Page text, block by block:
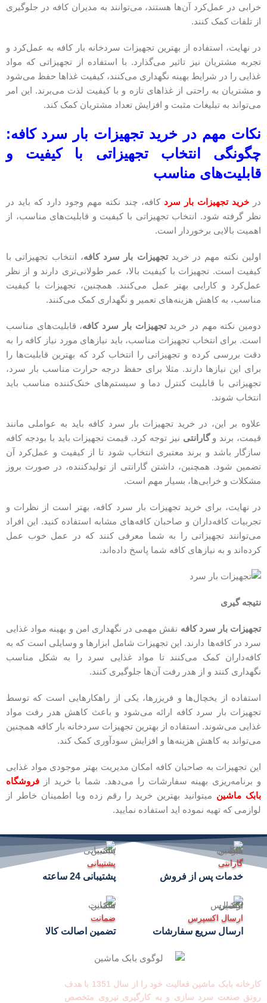
خرابی در عمل‌کرد آن‌ها هستند، می‌توانند به مدیران کافه در جلوگیری
از تلفات کمک کنند.
در نهایت، استفاده از بهترین تجهیزات سردخانه بار کافه به عمل‌کرد و
تجربه مشتریان نیز تاثیر می‌گذارد. با استفاده از تجهیزاتی که مواد
غذایی را در شرایط بهینه نگهداری می‌کنند، کیفیت غذاها حفظ می‌شود
و مشتریان به راحتی از غذاهای تازه و با کیفیت لذت می‌برند. این امر
می‌تواند به تبلیغات مثبت و افزایش تعداد مشتریان کمک کند.
نکات مهم در خرید تجهیزات بار سرد کافه:
چگونگی انتخاب تجهیزاتی با کیفیت و
قابلیت‌های مناسب
درخرید تجهیزات بار سرد کافه، چند نکته مهم وجود دارد که باید در
نظر گرفته شود. انتخاب تجهیزاتی با کیفیت و قابلیت‌های مناسب، از
اهمیت بالایی برخوردار است.
اولین نکته مهم در خریدتجهیزات بار سرد کافه، انتخاب تجهیزاتی با
کیفیت است. تجهیزات با کیفیت بالا، عمر طولانی‌تری دارند و از نظر
عمل‌کرد و کارایی بهتر عمل می‌کنند. همچنین، تجهیزات با کیفیت
مناسب، به کاهش هزینه‌های تعمیر و نگهداری کمک می‌کنند.
دومین نکته مهم در خریدتجهیزات بار سرد کافه، قابلیت‌های مناسب
است. برای انتخاب تجهیزات مناسب، باید نیازهای مورد نیاز کافه را به
دقت بررسی کرده و تجهیزاتی را انتخاب کرد که بهترین قابلیت‌ها را
برای این نیازها دارند. مثلا برای حفظ درجه حرارت مناسب بار سرد،
تجهیزاتی با قابلیت کنترل دما و سیستم‌های خنک‌کننده مناسب باید
انتخاب شوند.
علاوه بر این، در خرید تجهیزات بار سرد کافه باید به عواملی مانند
قیمت، برند وگارانتی نیز توجه کرد. قیمت تجهیزات باید با بودجه کافه
سازگار باشد و برند معتبری انتخاب شود تا از کیفیت و عمل‌کرد آن
تضمین شود. همچنین، داشتن گارانتی از تولیدکننده، در صورت بروز
مشکلات و خرابی‌ها، بسیار مهم است.
در نهایت، برای خرید تجهیزات بار سرد کافه، بهتر است از نظرات و
تجربیات کافه‌داران و صاحبان کافه‌های مشابه استفاده کنید. این افراد
می‌توانند تجهیزاتی را به شما معرفی کنند که در عمل خوب عمل
کرده‌اند و به نیازهای کافه شما پاسخ داده‌اند.
نتیجه گیری
تجهیزات بار سرد کافه نقش مهمی در نگهداری امن و بهینه مواد غذایی
سرد در کافه‌ها دارند. این تجهیزات شامل ابزارها و وسایلی است که به
کافه‌داران کمک می‌کنند تا مواد غذایی سرد را به شکل مناسب
نگهداری کنند و از هدر رفت آن‌ها جلوگیری کنند.
استفاده از یخچال‌ها و فریزر‌ها، یکی از راهکارهایی است که توسط
تجهیزات بار سرد کافه ارائه می‌شود و باعث کاهش هدر رفت مواد
غذایی می‌شوند. استفاده از بهترین تجهیزات سردخانه بار کافه همچنین
می‌تواند به کاهش هزینه‌ها و افزایش سودآوری کمک کند.
این تجهیزات به صاحبان کافه امکان مدیریت بهتر موجودی مواد غذایی
و برنامه‌ریزی بهینه سفارشات را می‌دهد. شما با خرید از فروشگاه
بابک ماشین میتوانید بهترین خرید را رقم زده وبا اطمینان خاطر از
لوازمی که تهیه نموده اید استفاده نمایید.
گارانتی
خدمات پس از فروش
پشتیبانی
پشتیبانی 24 ساعته
ارسال اکسپرس
ارسال سریع سفارشات
ضمانت
تضمین اصالت کالا
کارخانه بابک ماشین فعالیت خود را از سال 1351 با هدف
رونق صنعت سرد سازی و به کارگیری نیروی متخصص